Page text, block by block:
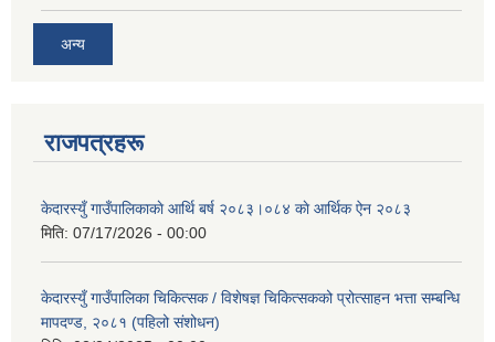
अन्य
राजपत्रहरू
केदारस्युँ गाउँपालिकाकाे आर्थि बर्ष २०८३।०८४ काे आर्थिक ऐन २०८३
मिति: 07/17/2026 - 00:00
केदारस्युँ गाउँपालिका चिकित्सक / विशेषज्ञ चिकित्सकको प्रोत्साहन भत्ता सम्बन्धि
मापदण्ड, २०८१ (पहिलो संशोधन)